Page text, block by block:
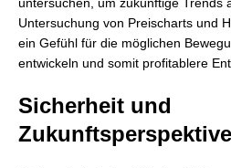
Untersuchung von Preischarts und
ein Gefühl für die möglichen
entwickeln und somit profitablere
Sicherheit und